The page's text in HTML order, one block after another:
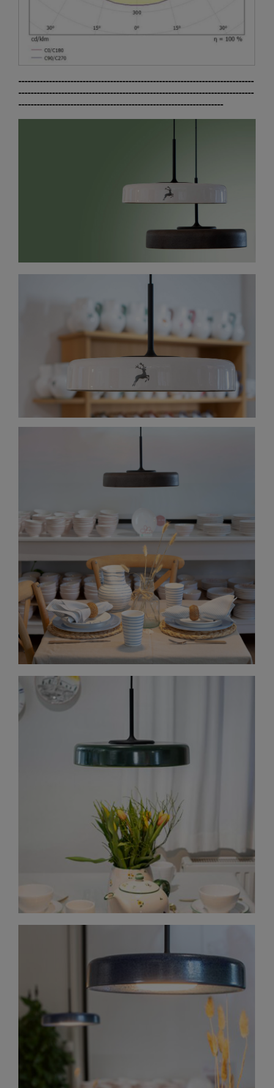
-----------------------------------------------------------------------------
-----------------------------------------------------------------------------
-------------------------------------------------------------------